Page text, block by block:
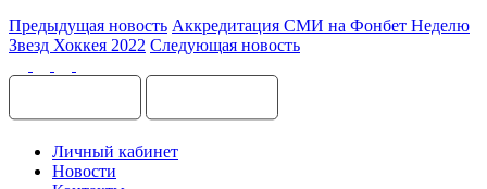
Предыдущая новость Аккредитация СМИ на Фонбет Неделю
Звезд Хоккея 2022 Следующая новость
Личный кабинет
Новости